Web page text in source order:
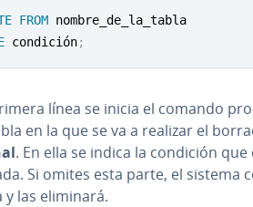
FROM
condición;
línea se inicia el comando
en la que se va a realizar el
. En ella se indica la condición
Si omites esta parte, el sistema
y las eliminará.